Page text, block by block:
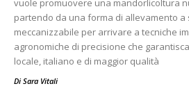
vuole promuovere una mandorlicoltura
partendo da una forma di allevamento a
meccanizzabile per arrivare a tecniche
agronomiche di precisione che
locale, italiano e di maggior qualità
Di Sara Vitali